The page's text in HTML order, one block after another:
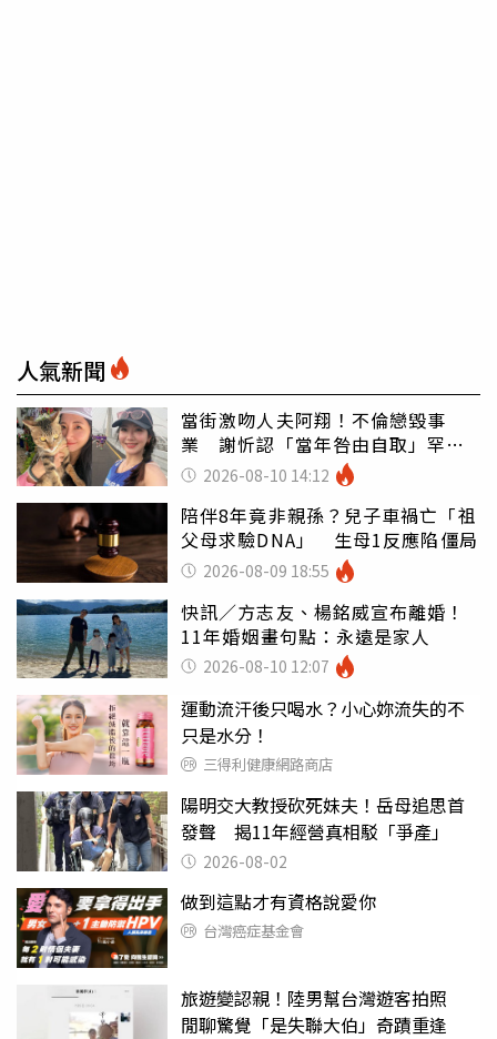
人氣新聞
當街激吻人夫阿翔！不倫戀毀事
業 謝忻認「當年咎由自取」罕吐
心聲2026-08-10 14:12
陪伴8年竟非親孫？兒子車禍亡「祖
父母求驗DNA」 生母1反應陷僵局
2026-08-09 18:55
快訊／方志友、楊銘威宣布離婚！
11年婚姻畫句點：永遠是家人
2026-08-10 12:07
運動流汗後只喝水？小心妳流失的不
只是水分！
三得利健康網路商店
陽明交大教授砍死妹夫！岳母追思首
發聲 揭11年經營真相駁「爭產」
2026-08-02
做到這點才有資格說愛你
台灣癌症基金會
旅遊變認親！陸男幫台灣遊客拍照
閒聊驚覺「是失聯大伯」奇蹟重逢